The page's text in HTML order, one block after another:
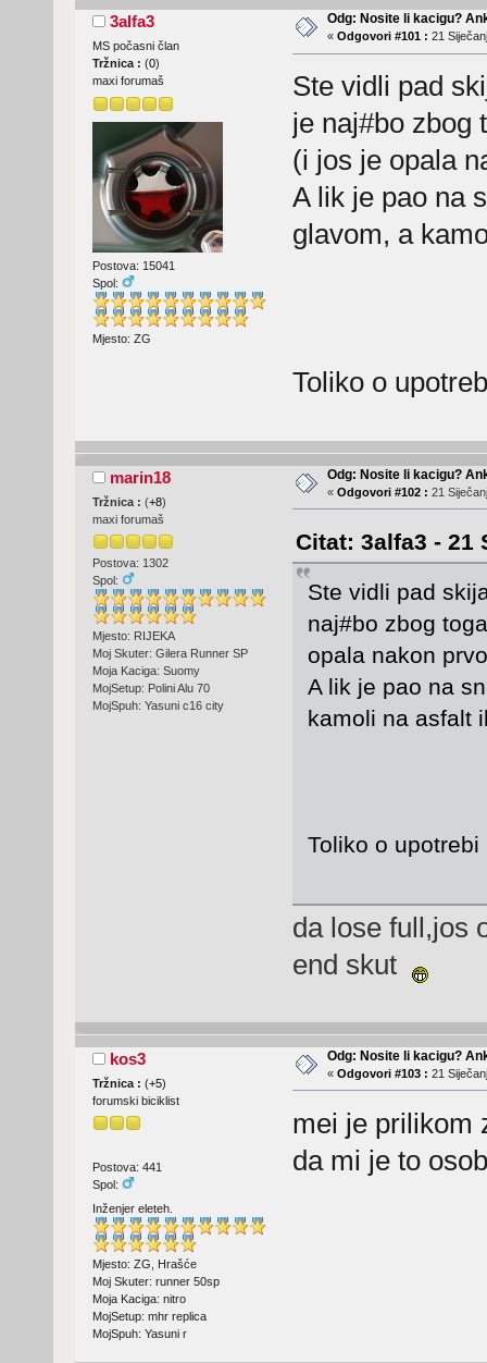
3alfa3
MS počasni član
Tržnica : (0)
maxi forumaš
Postova: 15041
Spol:
Mjesto: ZG
Odg: Nosite li kacigu?
« Odgovori #101 : 21
Ste vidli pad
je naj#bo zbog
(i jos je opala
A lik je pao na
glavom, a
Toliko o
marin18
Tržnica : (+8)
maxi forumaš
Postova: 1302
Spol:
Mjesto: RIJEKA
Moj Skuter: Gilera Runner SP
Moja Kaciga: Suomy
MojSetup: Polini Alu 70
MojSpuh: Yasuni c16 city
Odg: Nosite li kacigu?
« Odgovori #102 : 21
Citat: 3alfa3 - 21
Ste vidli pad
naj#bo zbog
opala nakon
A lik je pao na
kamoli na asfalt
Toliko o
da lose full,jos
end skut
kos3
Tržnica : (+5)
forumski biciklist
Postova: 441
Spol:
Inženjer eleteh.
Mjesto: ZG, Hrašće
Moj Skuter: runner 50sp
Moja Kaciga: nitro
MojSetup: mhr replica
MojSpuh: Yasuni r
Odg: Nosite li kacigu?
« Odgovori #103 : 21
mei je prilikom
da mi je to